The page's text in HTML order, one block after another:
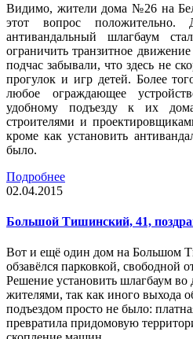
Видимо, жители дома №26 на
этот вопрос
антивандальный шлагбаум
ограничить транзитное
подчас забывали, что здесь не
прогулок и игр детей. Более
любое ограждающее
удобному подъезду к их
строителями и
кроме как установить
было.
Подробнее
02.04.2015
Большой Тишинский, 41,
Вот и ещё один дом на Большом
обзавёлся парковкой, свободной
Решение установить шлагбаум
жителями, так как иного выхода
подъездом просто не было:
превратила придомовую